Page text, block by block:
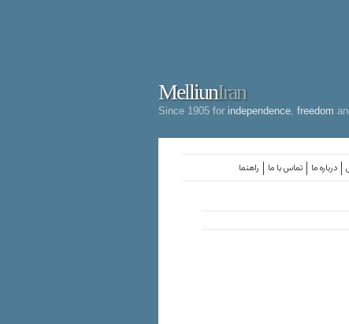
MelliunIran
Since 1905 for independence freedom
راهنما تماس با ما درباره ما